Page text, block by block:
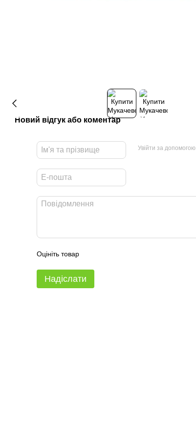
Новий відгук або коментар
Увійти за допомогою
Оцініть товар
Надіслати